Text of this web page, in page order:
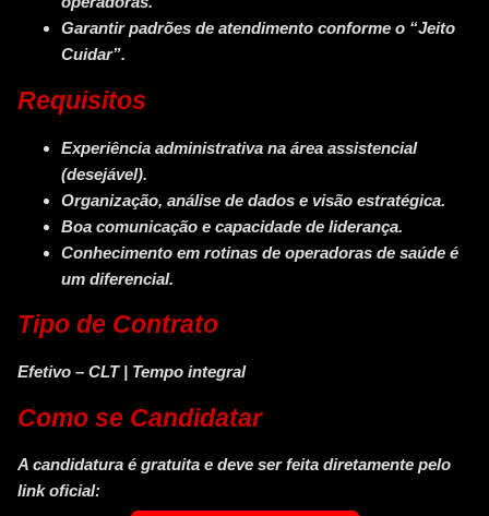
Garantir padrões de atendimento conforme o “Jeito
Cuidar”.
Requisitos
Experiência administrativa na área assistencial
(desejável).
Organização, análise de dados e visão estratégica.
Boa comunicação e capacidade de liderança.
Conhecimento em rotinas de operadoras de saúde é
um diferencial.
Tipo de Contrato
Efetivo – CLT | Tempo integral
Como se Candidatar
A candidatura é gratuita e deve ser feita diretamente pelo
link oficial: